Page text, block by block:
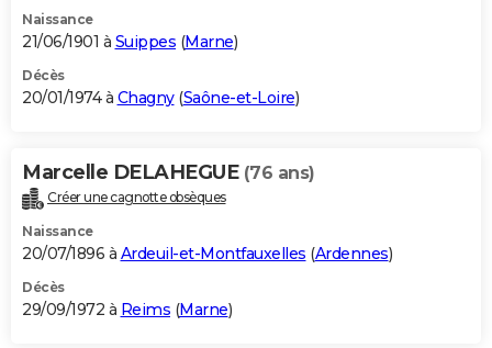
Naissance
21/06/1901 à Suippes (Marne)
Décès
20/01/1974 à Chagny(Saône-et-Loire)
Marcelle DELAHEGUE (76 ans)
Créer une cagnotte obsèques
Naissance
20/07/1896 à Ardeuil-et-Montfauxelles (Ardennes)
Décès
29/09/1972 à Reims (Marne)